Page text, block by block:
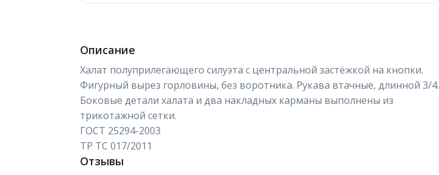
Описание
Халат полуприлегающего силуэта с центральной застёжкой на кнопки.
Фигурный вырез горловины, без воротника. Рукава втачные, длинной 3/4.
Боковые детали халата и два накладных карманы выполнены из
трикотажной сетки.
ГОСТ 25294-2003
ТР ТС 017/2011
Отзывы